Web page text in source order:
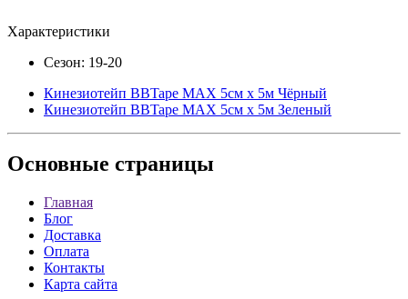
Характеристики
Сезон: 19-20
Кинезиотейп BBTape MAX 5см x 5м Чёрный
Кинезиотейп BBTape MAX 5см x 5м Зеленый
Основные страницы
Главная
Блог
Доставка
Оплата
Контакты
Карта сайта